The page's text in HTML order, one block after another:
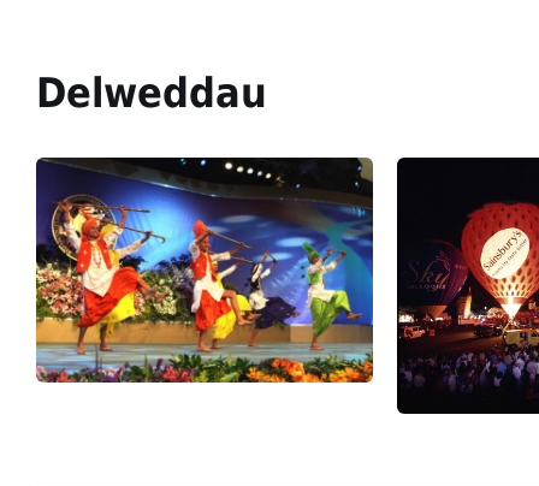
Delweddau